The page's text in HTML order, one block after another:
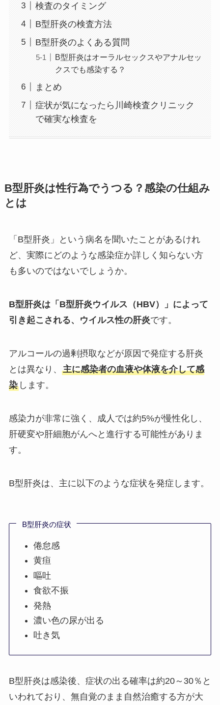
検査のタイミング
B型肝炎の検査方法
B型肝炎のよくある質問
B型肝炎はオーラルセックスやアナルセッ
クスでも感染する？
まとめ
症状が気になったら川崎検査クリニック
で確実な検査を
B型肝炎は性行為でうつる？感染の仕組み
とは
「B型肝炎」という病名を聞いたことがあるけれ
ど、実際にどのような感染症か詳しく知らない方
も多いのではないでしょうか。
B型肝炎は「B型肝炎ウイルス（HBV）」によって
引き起こされる、ウイルス性の肝炎です。
アルコールの過剰摂取などが原因で発症する肝炎
とは異なり、 主に感染者の血液や体液を介して感
染します。
感染力が非常に強く、成人では約5%が慢性化し、
肝硬変や肝細胞がんへと進行する可能性がありま
す。
B型肝炎は、主に以下のような症状を発症します。
B型肝炎の症状
倦怠感
黄疸
嘔吐
食欲不振
発熱
濃い色の尿が出る
吐き気
B型肝炎は感染後、症状の出る確率は約20～30％と
いわれており、無自覚のまま自然治癒する方が大